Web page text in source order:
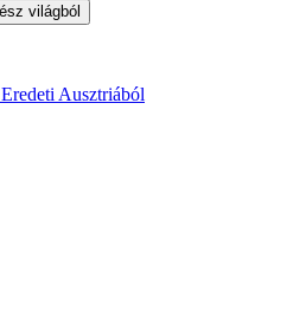
Eredeti Ausztriából